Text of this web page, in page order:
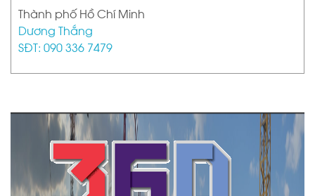
Thành phố Hồ Chí Minh
Dương Thắng
SĐT: 090 336 7479